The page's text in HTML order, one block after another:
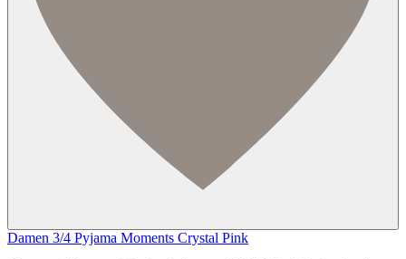
Damen 3/4 Pyjama Moments Crystal Pink